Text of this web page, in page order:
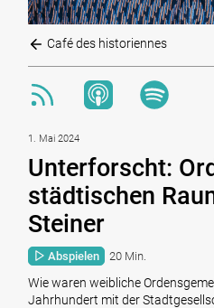
Café des historiennes
1. Mai 2024
Unterforscht:
städtischen
Steiner
Abspielen 20 Min.
Wie waren weibliche
Jahrhundert mit der